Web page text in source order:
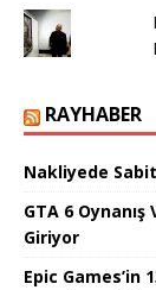
RAYHABER
Nakliyede
GTA 6
Giriyor
Epic Games’in